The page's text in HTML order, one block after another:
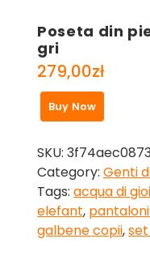
Poseta din
gri
279,00zł
Buy Now
SKU:
Category: Genti
Tags: acqua di
elefant,
galbene copii,